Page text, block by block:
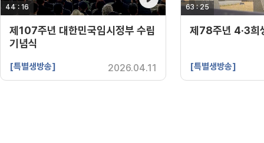
영상 재생시간
44 : 16
제107주년 대한민국임시정부 수립
기념식
[특별생방송] 2026.04.11
영상 재생시간
63 : 25
제78주년 4·3희
[특별생방송]